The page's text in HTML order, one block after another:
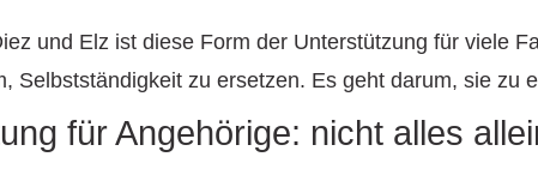
und Elz ist diese Form der Unterstützung für viele
Selbstständigkeit zu ersetzen. Es geht darum, sie zu
für Angehörige: nicht alles